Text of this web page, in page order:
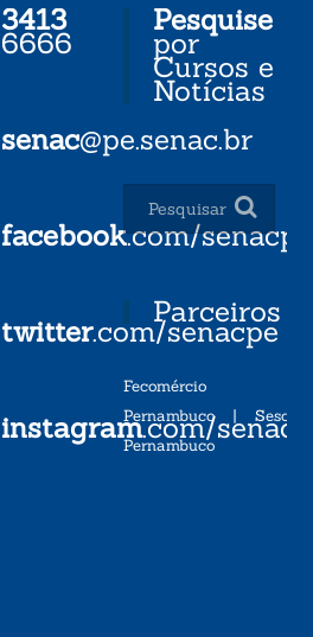
3413
6666
senac@pe.senac.br
facebook.com/senacpe
twitter.com/senacpe
instagram.com/
Pesquise
por
Cursos e
Notícias
Parceiros
Fecomércio
Pernambuco| Sesc
Pernambuco